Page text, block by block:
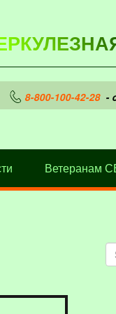
8-800-100-42-28-
Ветеранам